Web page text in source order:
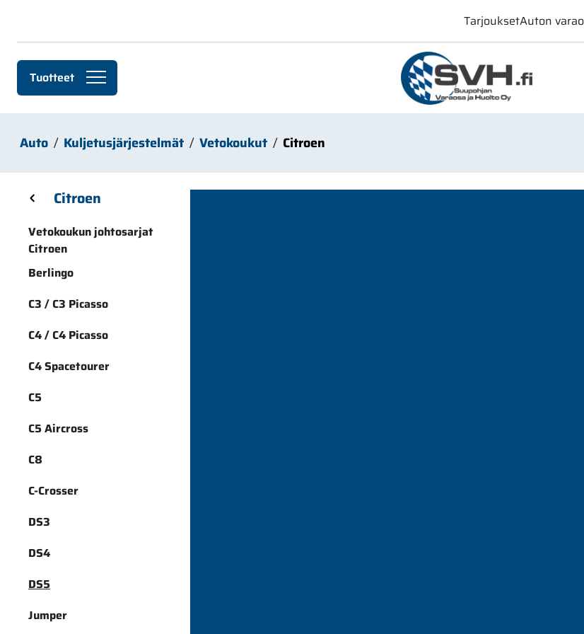
Tuotteet
TarjouksetAuton
Auto Kuljetusjärjestelmät Vetokoukut
Citroen
Skip sidebar menu
Citroen
Vetokoukun johtosarjat
Citroen
Berlingo
C3 / C3 Picasso
C4 / C4 Picasso
C4 Spacetourer
C5
C5 Aircross
C8
C-Crosser
DS3
DS4
DS5
Jumper